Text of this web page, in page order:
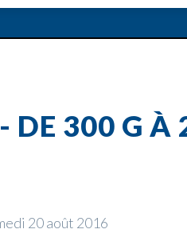
DE 300 G À
20 août 2016